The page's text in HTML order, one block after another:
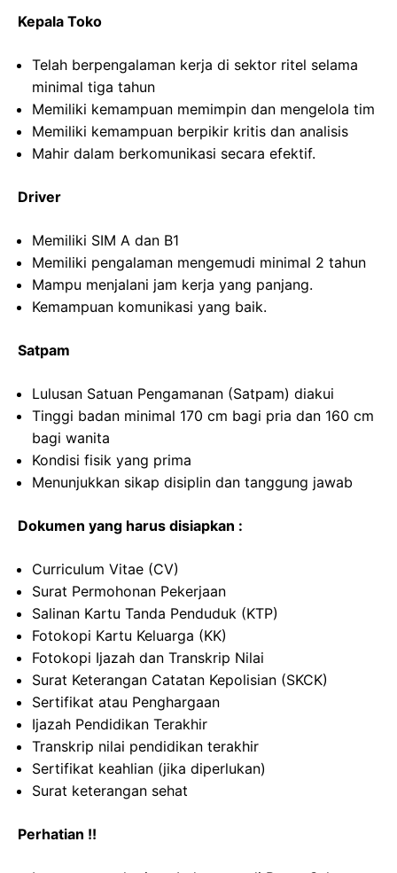
Kepala Toko
Telah berpengalaman kerja di sektor ritel selama
minimal tiga tahun
Memiliki kemampuan memimpin dan mengelola tim
Memiliki kemampuan berpikir kritis dan analisis
Mahir dalam berkomunikasi secara efektif.
Driver
Memiliki SIM A dan B1
Memiliki pengalaman mengemudi minimal 2 tahun
Mampu menjalani jam kerja yang panjang.
Kemampuan komunikasi yang baik.
Satpam
Lulusan Satuan Pengamanan (Satpam) diakui
Tinggi badan minimal 170 cm bagi pria dan 160 cm
bagi wanita
Kondisi fisik yang prima
Menunjukkan sikap disiplin dan tanggung jawab
Dokumen yang harus disiapkan :
Curriculum Vitae (CV)
Surat Permohonan Pekerjaan
Salinan Kartu Tanda Penduduk (KTP)
Fotokopi Kartu Keluarga (KK)
Fotokopi Ijazah dan Transkrip Nilai
Surat Keterangan Catatan Kepolisian (SKCK)
Sertifikat atau Penghargaan
Ijazah Pendidikan Terakhir
Transkrip nilai pendidikan terakhir
Sertifikat keahlian (jika diperlukan)
Surat keterangan sehat
Perhatian !!